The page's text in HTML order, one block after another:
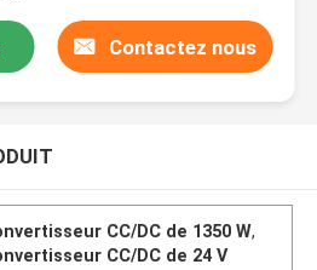
Contactez nous
CC/DC de 1350 W,
CC/DC de 24 V